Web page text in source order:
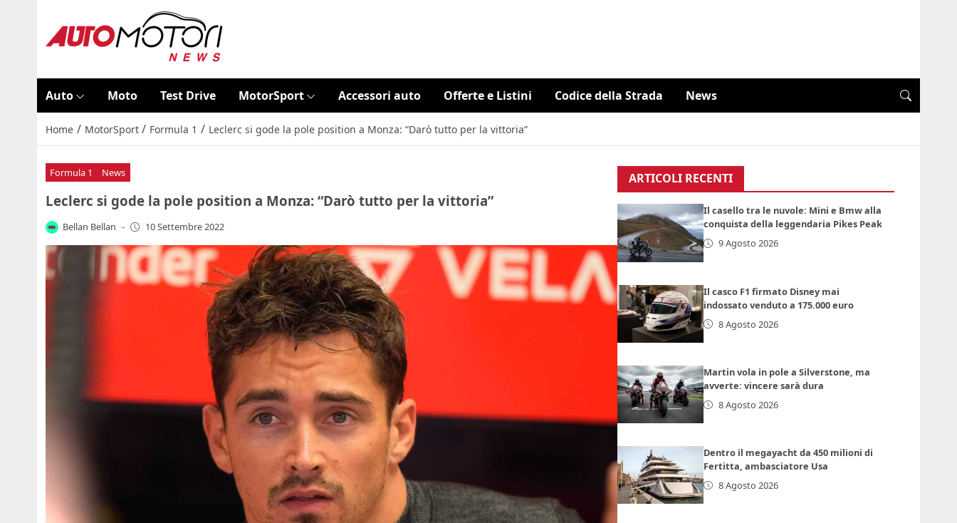
Auto Moto Test Drive MotorSport Accessori auto Offerte e Listini Codice della Strada News
Home / MotorSport / Formula 1 / Leclerc si gode la pole position a Monza: “Darò tutto per la vittoria”
Formula 1 News
Leclerc si gode la pole position a Monza: “Darò tutto per la vittoria”
Bellan Bellan - 10 Settembre 2022
ARTICOLI RECENTI
Il casello tra le nuvole: Mini e Bmw alla
conquista della leggendaria Pikes Peak
9 Agosto 2026
Il casco F1 firmato Disney mai
indossato venduto a 175.000 euro
8 Agosto 2026
Martin vola in pole a Silverstone, ma
avverte: vincere sarà dura
8 Agosto 2026
Dentro il megayacht da 450 milioni di
Fertitta, ambasciatore Usa
8 Agosto 2026